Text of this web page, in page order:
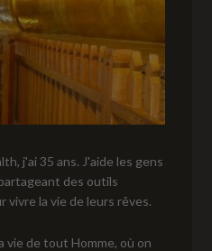
j'ai 35 ans. J'aide les gens
des outils
la vie de leurs rêves.
vie de tout Homme, où on